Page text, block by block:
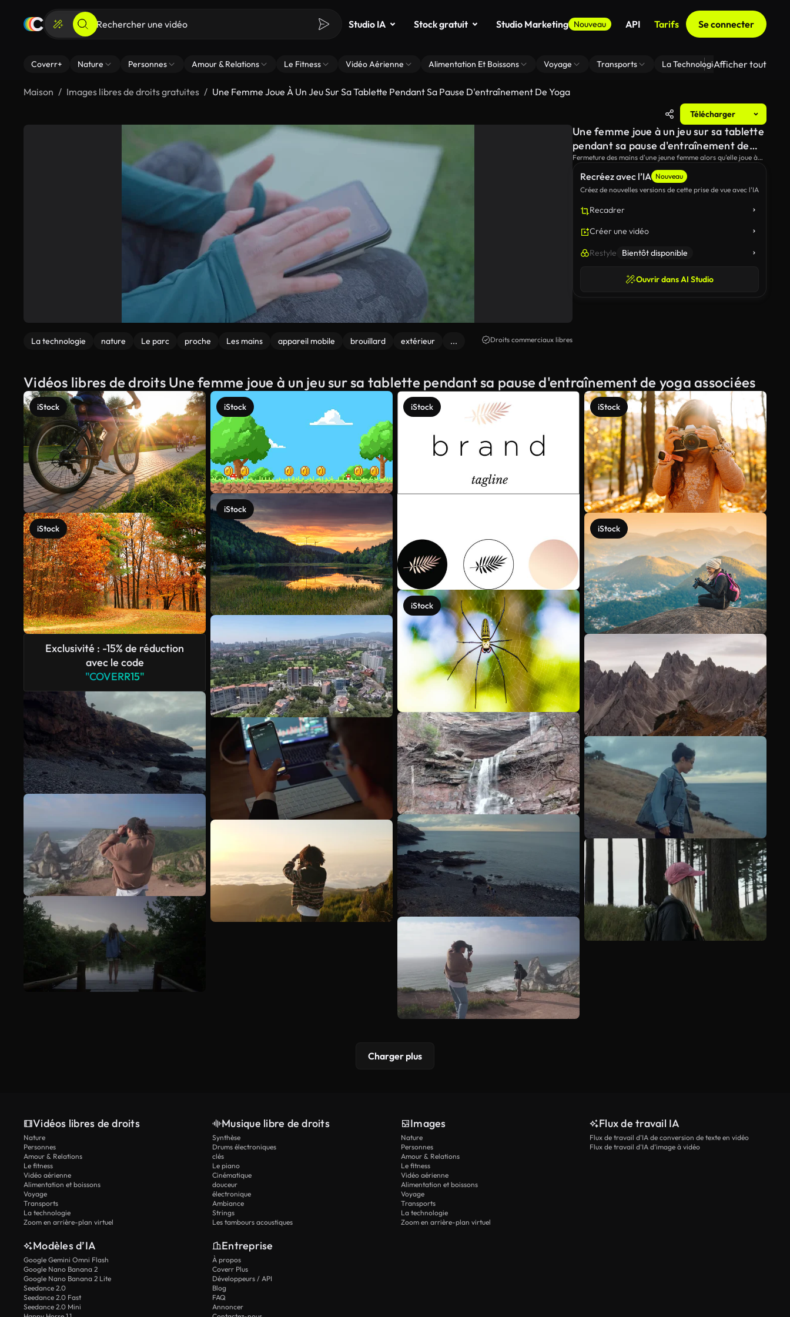
Studio IA Stock gratuit Studio Marketing Nouveau API Tarifs Se connecter
Coverr+ Nature Personnes Amour & Relations Le Fitness Vidéo Aérienne Alimentation Et Boissons Voyage Transports La Technologie Zoom En
Afficher tout
Maison Images libres de droits gratuites Une Femme Joue À Un Jeu Sur Sa Tablette Pendant Sa Pause D'entraînement De Yoga
Télécharger
La technologie nature Le parc proche Les mains appareil mobile brouillard extérieur ... Droits commerciaux libres
Recréez avec l’IA Nouveau
Créez de nouvelles versions de cette prise de vue avec l’IA
Recadrer
Créer une vidéo
Restyle Bientôt disponible
Ouvrir dans AI Studio
Une femme joue à un jeu sur sa tablette
pendant sa pause d'entraînement de
yoga
Fermeture des mains d'une jeune femme alors qu'elle joue à
pendant sa routine de remise en forme, assise sur un tapis de
yoga dans le parc.
Vidéos libres de droits Une femme joue à un jeu sur sa tablette pendant sa pause d'entraînement de yoga associées
iStock
iStock
Exclusivité : -15% de réduction
avec le code
"COVERR15"
iStock
iStock
iStock
iStock
iStock
iStock
Voir plus
Charger plus
Vidéos libres de droits
Nature
Personnes
Amour & Relations
Le fitness
Vidéo aérienne
Alimentation et boissons
Voyage
Transports
La technologie
Zoom en arrière-plan virtuel
Musique libre de droits
Synthèse
Drums électroniques
clés
Le piano
Cinématique
douceur
électronique
Ambiance
Strings
Les tambours acoustiques
Images
Nature
Personnes
Amour & Relations
Le fitness
Vidéo aérienne
Alimentation et boissons
Voyage
Transports
La technologie
Zoom en arrière-plan virtuel
Flux de travail IA
Flux de travail d’IA de conversion de texte en vidéo
Flux de travail d’IA d’image à vidéo
Modèles d’IA
Google Gemini Omni Flash
Google Nano Banana 2
Google Nano Banana 2 Lite
Seedance 2.0
Seedance 2.0 Fast
Seedance 2.0 Mini
Entreprise
À propos
Coverr Plus
Développeurs / API
Blog
FAQ
Annoncer